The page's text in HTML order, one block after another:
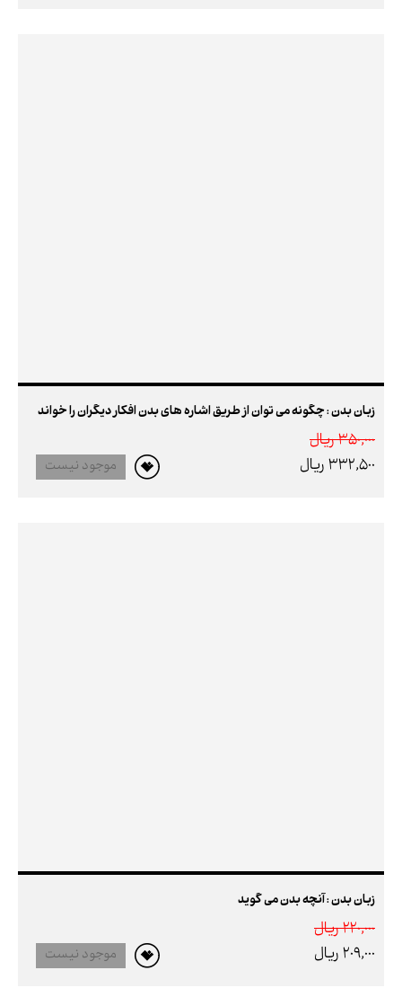
زبان بدن : چگونه می توان از طریق اشاره های بدن افکار دیگران را خواند
350,000 ريال
332,500 ريال
موجود نیست
زبان بدن : آنچه بدن می گوید
220,000 ريال
209,000 ريال
موجود نیست